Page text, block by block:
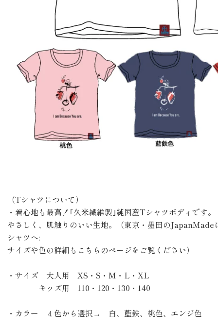
（Tシャツについて）
・着心地も最高！｢久米繊維製｣純国産Tシャツボディです。
やさしく、肌触りのいい生地。（東京・墨田のJapanMade
シャツへ:
サイズや色の詳細もこちらのページをご覧ください）
・サイズ 大人用 XS・S・M・L・XL
キッズ用 110・120・130・140
・カラー ４色から選択→ 白、藍鉄、桃色、エンジ色